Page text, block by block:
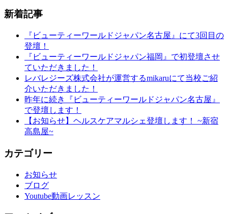
新着記事
『ビューティーワールドジャパン名古屋』にて3回目の
登壇！
『ビューティーワールドジャパン福岡』で初登壇させ
ていただきました！
レバレジーズ株式会社が運営するmikaruにて当校ご紹
介いただきました！
昨年に続き『ビューティーワールドジャパン名古屋』
で登壇します！
【お知らせ】ヘルスケアマルシェ登壇します！ ~新宿
高島屋~
カテゴリー
お知らせ
ブログ
Youtube動画レッスン